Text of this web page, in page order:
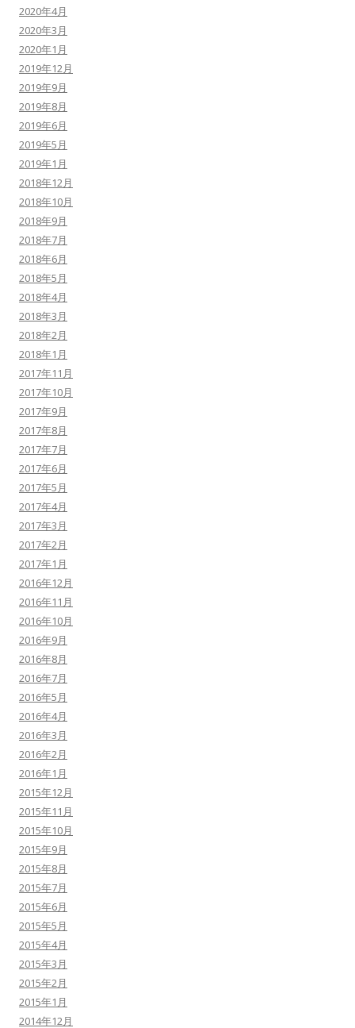
2020年4月
2020年3月
2020年1月
2019年12月
2019年9月
2019年8月
2019年6月
2019年5月
2019年1月
2018年12月
2018年10月
2018年9月
2018年7月
2018年6月
2018年5月
2018年4月
2018年3月
2018年2月
2018年1月
2017年11月
2017年10月
2017年9月
2017年8月
2017年7月
2017年6月
2017年5月
2017年4月
2017年3月
2017年2月
2017年1月
2016年12月
2016年11月
2016年10月
2016年9月
2016年8月
2016年7月
2016年5月
2016年4月
2016年3月
2016年2月
2016年1月
2015年12月
2015年11月
2015年10月
2015年9月
2015年8月
2015年7月
2015年6月
2015年5月
2015年4月
2015年3月
2015年2月
2015年1月
2014年12月